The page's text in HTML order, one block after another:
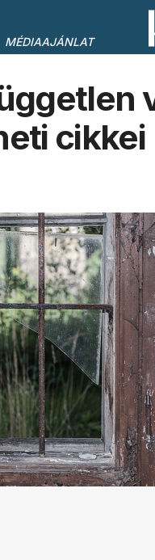
MÉDIAAJÁNLAT
cikkei